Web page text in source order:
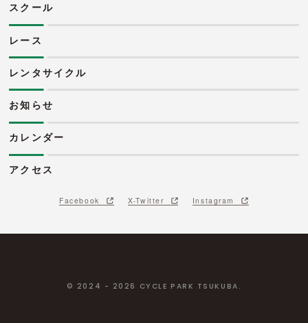
スクール
レース
レンタサイクル
お知らせ
カレンダー
アクセス
Facebook X-Twitter Instagram
© 2024 - 2026 CYCLE PARK TSUKUBA.